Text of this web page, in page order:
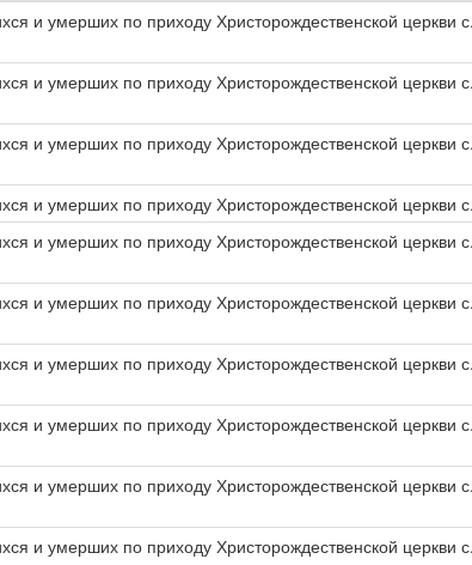
и умерших по приходу Христорождественской церкви
и умерших по приходу Христорождественской церкви
и умерших по приходу Христорождественской церкви
и умерших по приходу Христорождественской церкви
и умерших по приходу Христорождественской церкви
и умерших по приходу Христорождественской церкви
и умерших по приходу Христорождественской церкви
и умерших по приходу Христорождественской церкви
и умерших по приходу Христорождественской церкви
и умерших по приходу Христорождественской церкви